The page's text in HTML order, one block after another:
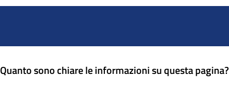
Quanto sono chiare le informazioni su questa pagina?